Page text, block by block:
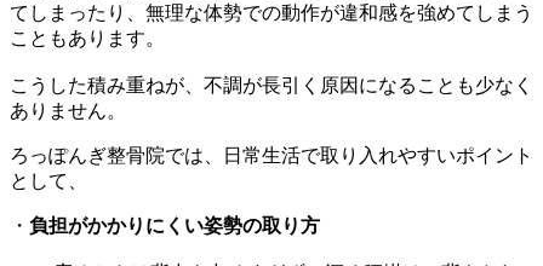
てしまったり、無理な体勢での動作が違和感を強めてしまう
こともあります。
こうした積み重ねが、不調が長引く原因になることも少なく
ありません。
ろっぽんぎ整骨院では、日常生活で取り入れやすいポイント
として、
・ 負担がかかりにくい姿勢の取り方